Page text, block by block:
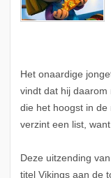
Het onaardige
vindt dat hij daarom
die het hoogst in de
verzint een list,
Deze uitzending
titel Vikings aan de